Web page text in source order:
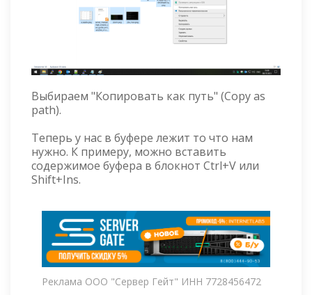
Выбираем "Копировать как путь" (Copy as
path).
Теперь у нас в буфере лежит то что нам
нужно. К примеру, можно вставить
содержимое буфера в блокнот Ctrl+V или
Shift+Ins.
Реклама ООО "Сервер Гейт" ИНН 7728456472